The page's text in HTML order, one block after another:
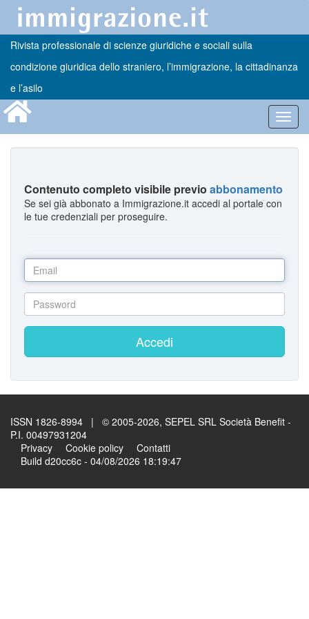
Rivista professionale di scienze giuridiche e sociali sulla
condizione giuridica dello straniero, l’immigrazione, la cittadinanza
e l’asilo
Contenuto completo visibile previo abbonamento
Se sei già abbonato a Immigrazione.it accedi al portale con
le tue credenziali per proseguire.
Accedi
ISSN 1826-8994 | © 2005-2026, SEPEL SRL Società Benefit -
P.I. 00497931204
Privacy
Cookie policy
Contatti
Build d20cc6c - 04/08/2026 18:19:47